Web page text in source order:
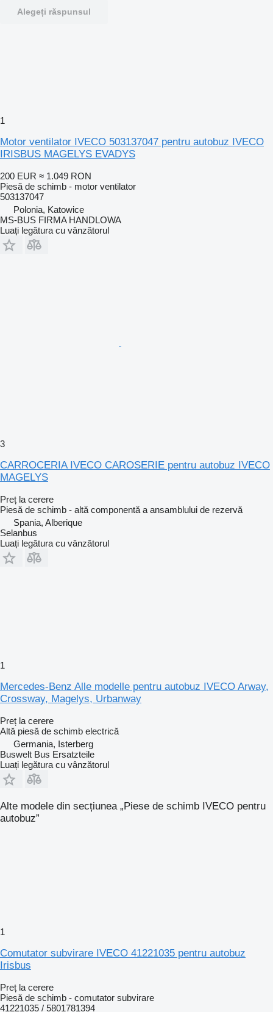
Alegeți răspunsul
1
Motor ventilator IVECO 503137047 pentru autobuz IVECO
IRISBUS MAGELYS EVADYS
200 EUR ≈ 1.049 RON
Piesă de schimb - motor ventilator
503137047
Polonia, Katowice
MS-BUS FIRMA HANDLOWA
Luați legătura cu vânzătorul
3
CARROCERIA IVECO CAROSERIE pentru autobuz IVECO
MAGELYS
Preț la cerere
Piesă de schimb - altă componentă a ansamblului de rezervă
Spania, Alberique
Selanbus
Luați legătura cu vânzătorul
1
Mercedes-Benz Alle modelle pentru autobuz IVECO Arway,
Crossway, Magelys, Urbanway
Preț la cerere
Altă piesă de schimb electrică
Germania, Isterberg
Buswelt Bus Ersatzteile
Luați legătura cu vânzătorul
Alte modele din secțiunea „Piese de schimb IVECO pentru
autobuz”
1
Comutator subvirare IVECO 41221035 pentru autobuz
Irisbus
Preț la cerere
Piesă de schimb - comutator subvirare
41221035 / 5801781394